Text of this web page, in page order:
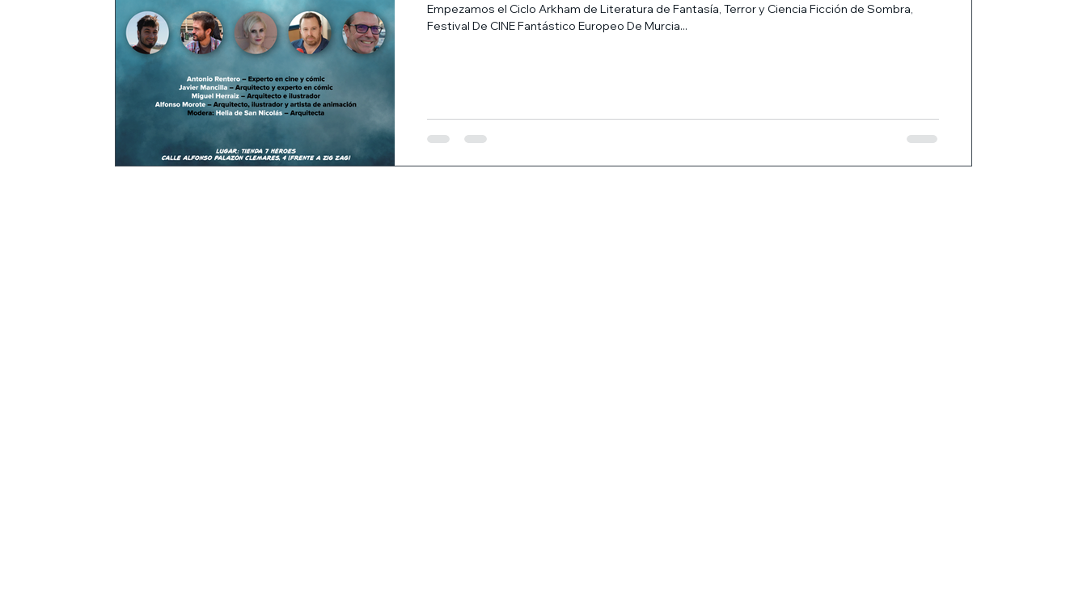
Empezamos el Ciclo Arkham de Literatura de Fantasía, Terror y Ciencia Ficción de Sombra,
Festival De CINE Fantástico Europeo De Murcia...